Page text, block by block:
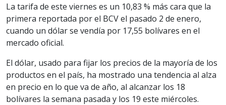
La tarifa de este viernes es un 10,83 % más cara que la
primera reportada por el BCV el pasado 2 de enero,
cuando un dólar se vendía por 17,55 bolívares en el
mercado oficial.
El dólar, usado para fijar los precios de la mayoría de los
productos en el país, ha mostrado una tendencia al alza
en precio en lo que va de año, al alcanzar los 18
bolívares la semana pasada y los 19 este miércoles.